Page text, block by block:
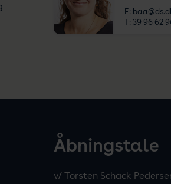
E:
T: 39 96 62
Åbningstale
v/ Torsten Schack